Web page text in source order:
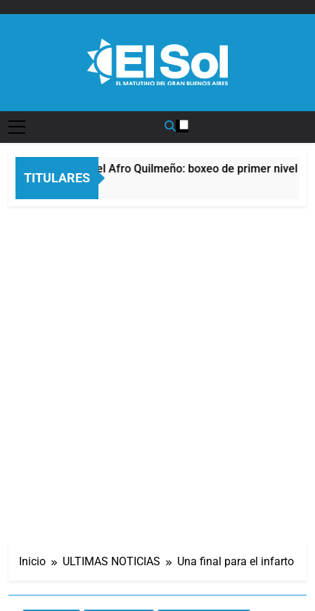
TITULARES
La noche del Afro Quilmeño: boxeo de primer nivel en
12 Horas Atrás
Inicio ULTIMAS NOTICIAS Una final para el infarto